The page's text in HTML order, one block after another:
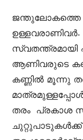
ജന്തുലോകത്തെ
സ്വതന്ത്രമായി
ആണിവരുടെ
കണ്ണിൽ മൂന്നു
തരം പ്രകാശ